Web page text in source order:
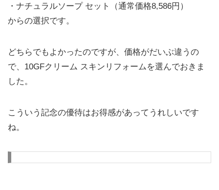
・ナチュラルソープ セット（通常価格8,586円）
からの選択です。
どちらでもよかったのですが、価格がだいぶ違うの
で、10GFクリーム スキンリフォームを選んでおきま
した。
こういう記念の優待はお得感があってうれしいです
ね。